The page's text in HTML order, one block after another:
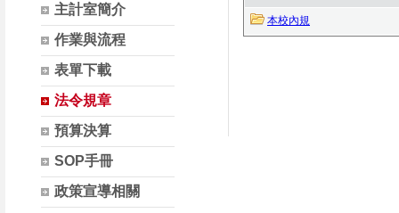
主計室簡介
作業與流程
表單下載
法令規章
預算決算
SOP手冊
政策宣導相關
本校內規